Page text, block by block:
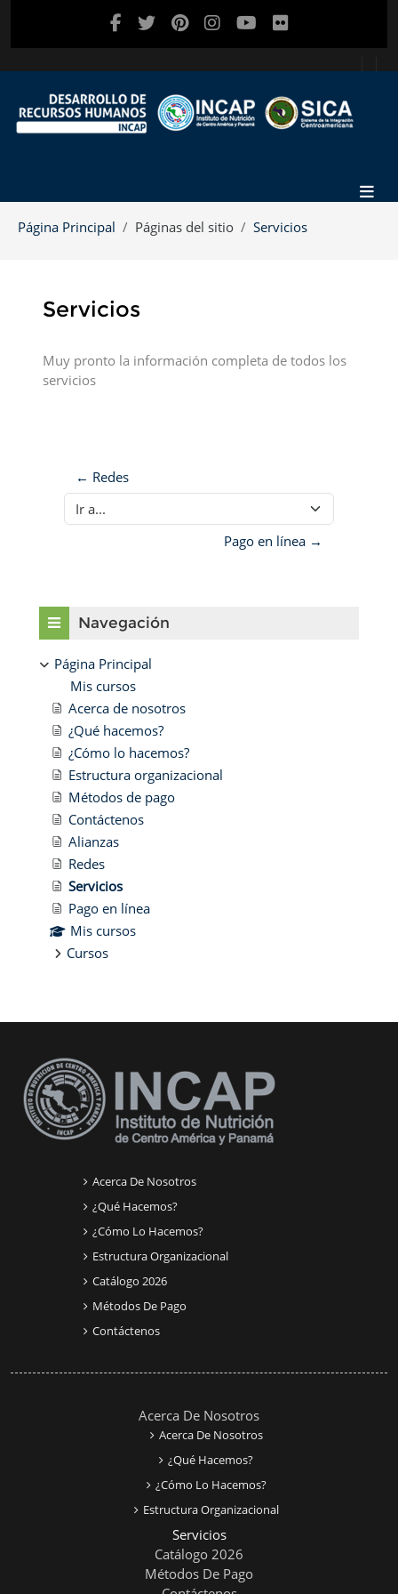
Salta al contenido principal
Página Principal Páginas del sitio Servicios
Servicios
Muy pronto la información completa de todos los
servicios
← Redes
Ir a...
Pago en línea →
Bloques
Navegación
Página Principal
Mis cursos
Acerca de nosotros
¿Qué hacemos?
¿Cómo lo hacemos?
Estructura organizacional
Métodos de pago
Contáctenos
Alianzas
Redes
Servicios
Pago en línea
Mis cursos
Cursos
Bloques suplementarios
Acerca De Nosotros
¿Qué Hacemos?
¿Cómo Lo Hacemos?
Estructura Organizacional
Catálogo 2026
Métodos De Pago
Contáctenos
Acerca De Nosotros
Acerca De Nosotros
¿Qué Hacemos?
¿Cómo Lo Hacemos?
Estructura Organizacional
Servicios
Catálogo 2026
Métodos De Pago